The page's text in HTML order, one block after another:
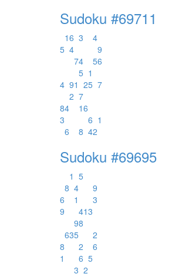
Sudoku #69711
16 3
4
5 4
9
74 56
5 1
4 91 25 7
2 7
84 16
3
6 1
6
8 42
Sudoku #69695
1 5
8 4
9
6
1
3
9
413
98
635
2
8
2
6
1
6 5
3 2